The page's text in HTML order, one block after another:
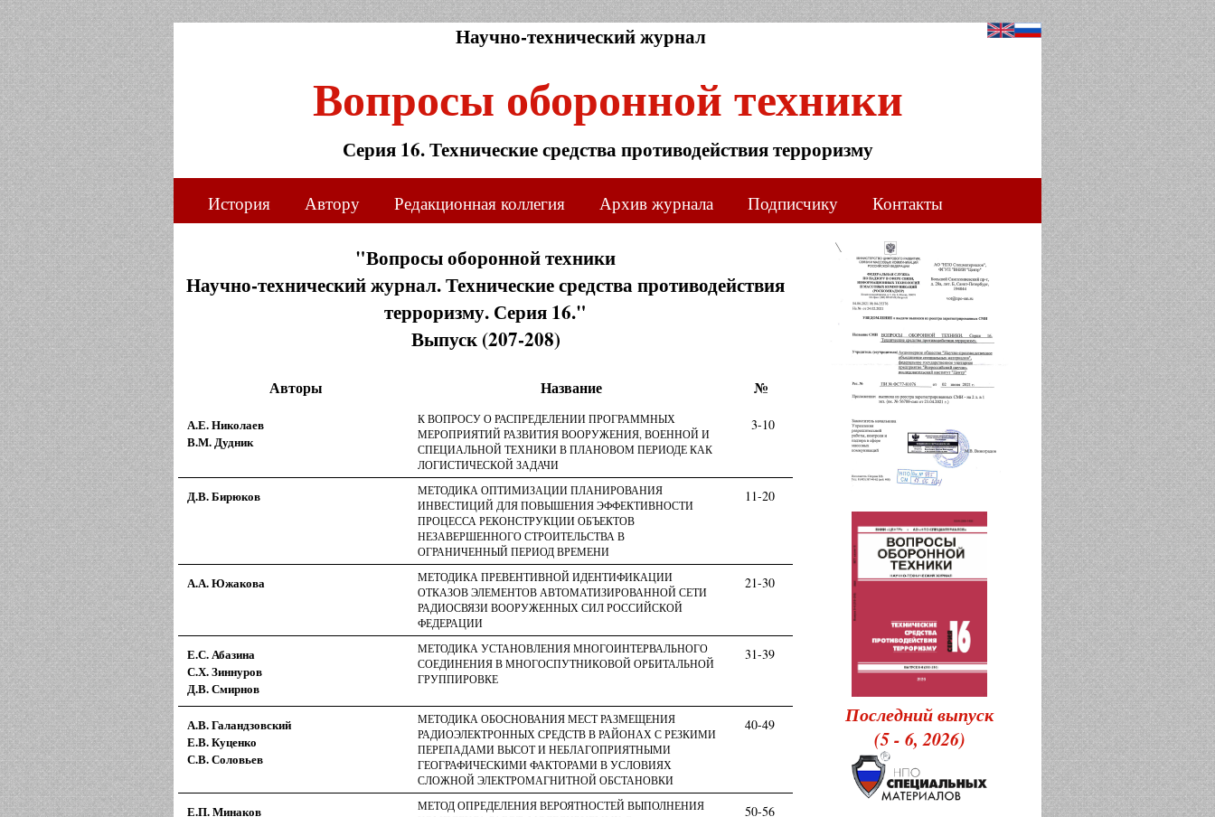
Научно-технический журнал
Вопросы оборонной техники
Серия 16. Технические средства противодействия терроризму
История Автору Редакционная коллегия Архив журнала Подписчику Контакты
"Вопросы оборонной техники
Научно-технический журнал. Технические средства противодействия
терроризму. Серия 16."
Выпуск (207-208)
Авторы Название №
А.Е. Николаев
В.М. Дудник
К ВОПРОСУ О РАСПРЕДЕЛЕНИИ ПРОГРАММНЫХ
МЕРОПРИЯТИЙ РАЗВИТИЯ ВООРУЖЕНИЯ, ВОЕННОЙ И
СПЕЦИАЛЬНОЙ ТЕХНИКИ В ПЛАНОВОМ ПЕРИОДЕ КАК
ЛОГИСТИЧЕСКОЙ ЗАДАЧИ
3-10
Д.В. Бирюков
МЕТОДИКА ОПТИМИЗАЦИИ ПЛАНИРОВАНИЯ
ИНВЕСТИЦИЙ ДЛЯ ПОВЫШЕНИЯ ЭФФЕКТИВНОСТИ
ПРОЦЕССА РЕКОНСТРУКЦИИ ОБЪЕКТОВ
НЕЗАВЕРШЕННОГО СТРОИТЕЛЬСТВА В
ОГРАНИЧЕННЫЙ ПЕРИОД ВРЕМЕНИ
11-20
А.А. Южакова
МЕТОДИКА ПРЕВЕНТИВНОЙ ИДЕНТИФИКАЦИИ
ОТКАЗОВ ЭЛЕМЕНТОВ АВТОМАТИЗИРОВАННОЙ СЕТИ
РАДИОСВЯЗИ ВООРУЖЕННЫХ СИЛ РОССИЙСКОЙ
ФЕДЕРАЦИИ
21-30
Е.С. Абазина
С.Х. Зиннуров
Д.В. Смирнов
МЕТОДИКА УСТАНОВЛЕНИЯ МНОГОИНТЕРВАЛЬНОГО
СОЕДИНЕНИЯ В МНОГОСПУТНИКОВОЙ ОРБИТАЛЬНОЙ
ГРУППИРОВКЕ
31-39
А.В. Галандзовский
Е.В. Куценко
С.В. Соловьев
МЕТОДИКА ОБОСНОВАНИЯ МЕСТ РАЗМЕЩЕНИЯ
РАДИОЭЛЕКТРОННЫХ СРЕДСТВ В РАЙОНАХ С РЕЗКИМИ
ПЕРЕПАДАМИ ВЫСОТ И НЕБЛАГОПРИЯТНЫМИ
ГЕОГРАФИЧЕСКИМИ ФАКТОРАМИ В УСЛОВИЯХ
СЛОЖНОЙ ЭЛЕКТРОМАГНИТНОЙ ОБСТАНОВКИ
40-49
Е.П. Минаков
МЕТОД ОПРЕДЕЛЕНИЯ ВЕРОЯТНОСТЕЙ ВЫПОЛНЕНИЯ
50-56
Последний выпуск
(5 - 6, 2026)